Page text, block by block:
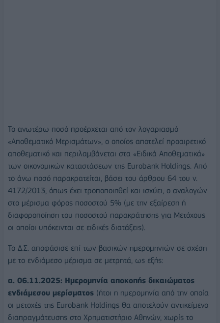
Το ανωτέρω ποσό προέρχεται από τον λογαριασμό
«Αποθεματικό Μερισμάτων», ο οποίος αποτελεί προαιρετικό
αποθεματικό και περιλαμβάνεται στα «Ειδικά Αποθεματικά»
των οικονομικών καταστάσεων της Eurobank Holdings. Από
το άνω ποσό παρακρατείται, βάσει του άρθρου 64 του ν.
4172/2013, όπως έχει τροποποιηθεί και ισχύει, ο αναλογών
στο μέρισμα φόρος ποσοστού 5% (με την εξαίρεση ή
διαφοροποίηση του ποσοστού παρακράτησης για Μετόχους
οι οποίοι υπόκεινται σε ειδικές διατάξεις).
Το Δ.Σ. αποφάσισε επί των βασικών ημερομηνιών σε σχέση
με το ενδιάμεσο μέρισμα σε μετρητά, ως εξής:
α. 06.11.2025: Ημερομηνία αποκοπής δικαιώματος
ενδιάμεσου μερίσματος (ήτοι η ημερομηνία από την οποία
οι μετοχές της Eurobank Holdings θα αποτελούν αντικείμενο
διαπραγμάτευσης στο Χρηματιστήριο Αθηνών, χωρίς το